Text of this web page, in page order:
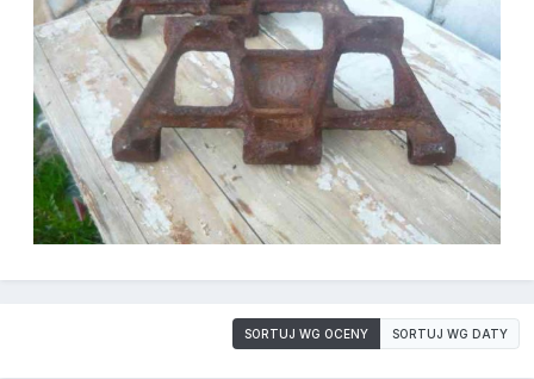
SORTUJ WG OCENY SORTUJ WG DATY